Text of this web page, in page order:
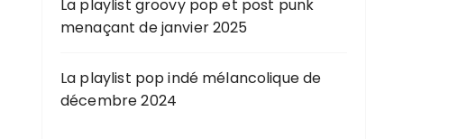
La playlist groovy pop et post punk
menaçant de janvier 2025
La playlist pop indé mélancolique de
décembre 2024